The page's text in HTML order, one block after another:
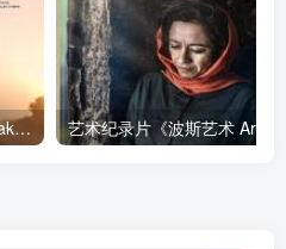
社会生活纪录片《马加拉 Makala》下载